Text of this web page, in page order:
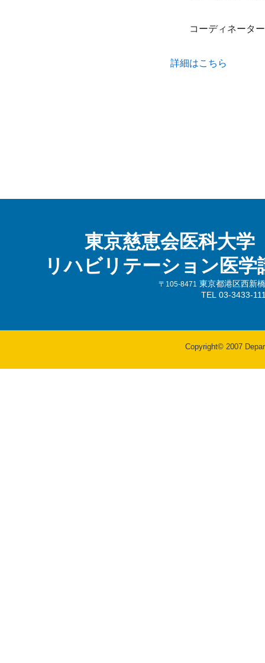
コーディネータ
詳細はこちら
東京慈恵会医科大学
リハビリテーション医学
〒105-8471
東京都港区西新
TEL 03-3433-
Copyright© 2007